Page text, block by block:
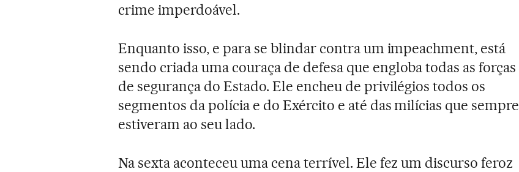
crime imperdoável.
Enquanto isso, e para se blindar contra um impeachment, está
sendo criada uma couraça de defesa que engloba todas as forças
de segurança do Estado. Ele encheu de privilégios todos os
segmentos da polícia e do Exército e até das milícias que sempre
estiveram ao seu lado.
Na sexta aconteceu uma cena terrível. Ele fez um discurso feroz